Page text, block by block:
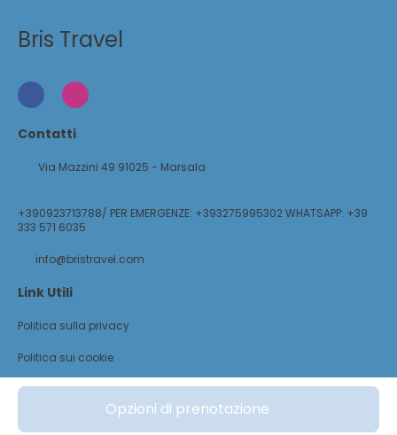
Opzioni di prenotazione
Bris Travel
Contatti
Via Mazzini 49 91025 - Marsala
+390923713788/ PER EMERGENZE: +393275995302 WHATSAPP: +39
333 571 6035
info@bristravel.com
Link Utili
Politica sulla privacy
Politica sui cookie
@ Copyright 2026